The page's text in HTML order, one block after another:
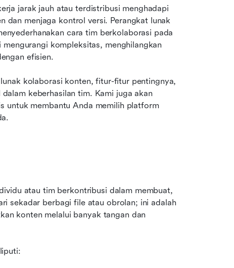
jarak jauh atau terdistribusi menghadapi
dan menjaga kontrol versi. Perangkat lunak
cara tim berkolaborasi pada
kompleksitas, menghilangkan
efisien.
kolaborasi konten, fitur-fitur pentingnya,
keberhasilan tim. Kami juga akan
untuk membantu Anda memilih platform
atau tim berkontribusi dalam membuat,
sekadar berbagi file atau obrolan; ini adalah
konten melalui banyak tangan dan